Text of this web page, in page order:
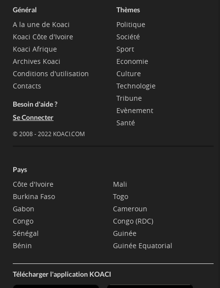
Général
A la une de Koaci
Koaci Côte d'Ivoire
Koaci Afrique
Archives Koaci
Conditions d'utilisation
Contacts
Besoin d'aide ?
Se Connecter
© 2008 - 2022 KOACI.COM
Thèmes
Politique
Société
Sport
Economie
Culture
Technologie
Tribune
Evènement
Santé
Pays
Côte d'Ivoire
Burkina Faso
Gabon
Congo
Sénégal
Bénin
Mali
Togo
Cameroun
Congo (RDC)
Guinée
Guinée Equatorial
Télécharger l'application KOACI